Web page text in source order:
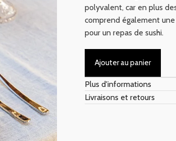
polyvalent, car en plus
comprend également
pour un repas de sushi.
Ajouter au panier
Plus d'informations
Livraisons et retours